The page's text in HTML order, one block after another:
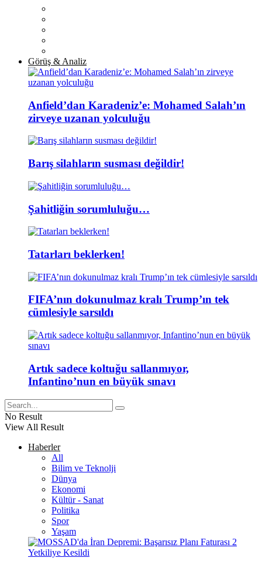
Görüş & Analiz
Anfield’dan Karadeniz’e: Mohamed Salah’ın
zirveye uzanan yolculuğu
Barış silahların susması değildir!
Şahitliğin sorumluluğu…
Tatarları beklerken!
FIFA’nın dokunulmaz kralı Trump’ın tek
cümlesiyle sarsıldı
Artık sadece koltuğu sallanmıyor,
Infantino’nun en büyük sınavı
No Result
View All Result
Haberler
All
Bilim ve Teknolji
Dünya
Ekonomi
Kültür - Sanat
Politika
Spor
Yaşam